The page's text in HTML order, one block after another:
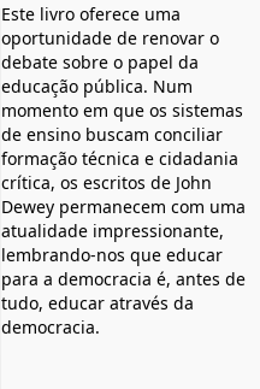
Este livro oferece uma
oportunidade de renovar o
debate sobre o papel da
educação pública. Num
momento em que os sistemas
de ensino buscam conciliar
formação técnica e cidadania
crítica, os escritos de John
Dewey permanecem com uma
atualidade impressionante,
lembrando-nos que educar
para a democracia é, antes de
tudo, educar através da
democracia.